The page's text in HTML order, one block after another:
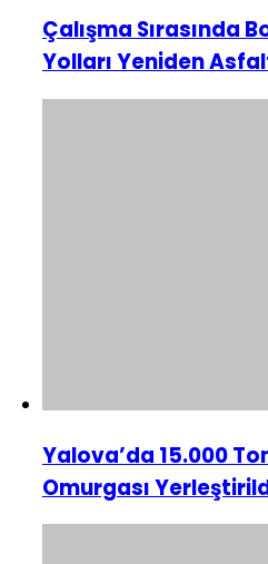
Çalışma Sırasında
Yolları Yeniden
Yalova’da 15.000
Omurgası